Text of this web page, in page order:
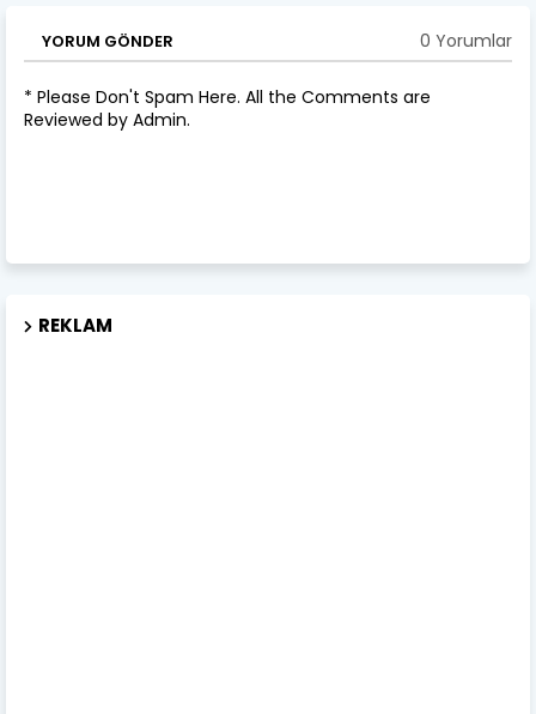
YORUM GÖNDER 0 Yorumlar
* Please Don't Spam Here. All the Comments are
Reviewed by Admin.
REKLAM